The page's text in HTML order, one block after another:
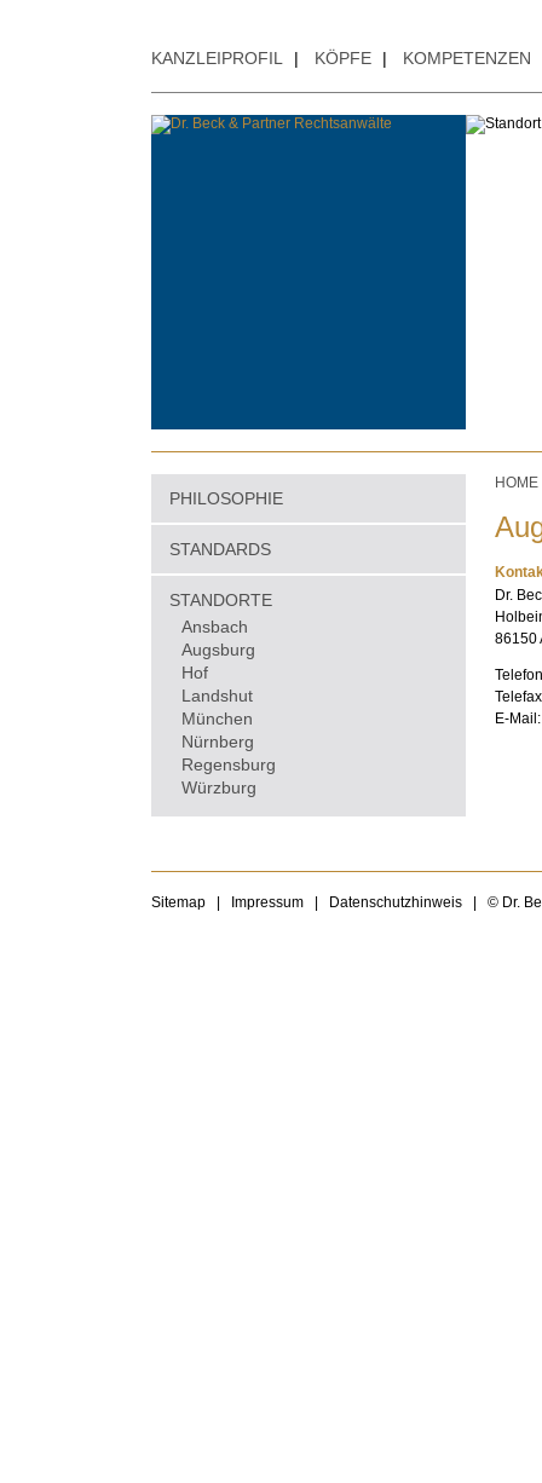
KANZLEIPROFIL | KÖPFE | KOMPETENZEN
PHILOSOPHIE
STANDARDS
STANDORTE
Ansbach
Augsburg
Hof
Landshut
München
Nürnberg
Regensburg
Würzburg
HOME
Dr.
86150
E-
Sitemap Impressum Datenschutzhinweis © Dr.